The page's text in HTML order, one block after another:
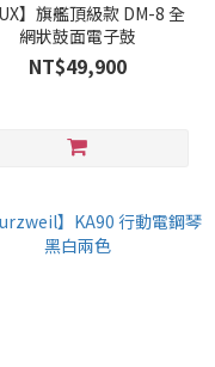
】旗艦頂級款 DM-8 全
網狀鼓面電子鼓
NT$49,900